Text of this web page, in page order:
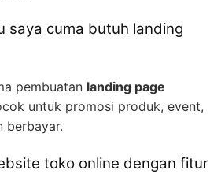
saya cuma butuh landing
pembuatan landing page
untuk promosi produk, event,
berbayar.
toko online dengan fitur